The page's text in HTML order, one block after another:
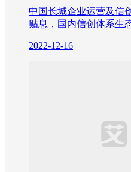
中国长城企业运营及信
贴息，国内信创体系生
2022-12-16